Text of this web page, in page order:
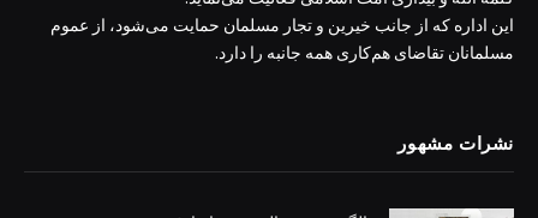
این اداره که از جانب خیرین و تجار مسلمان حمایت می‌شود، از عموم
مسلمانان تقاضای هم‌کاری همه جانبه را دارد.
نشرات مشهور